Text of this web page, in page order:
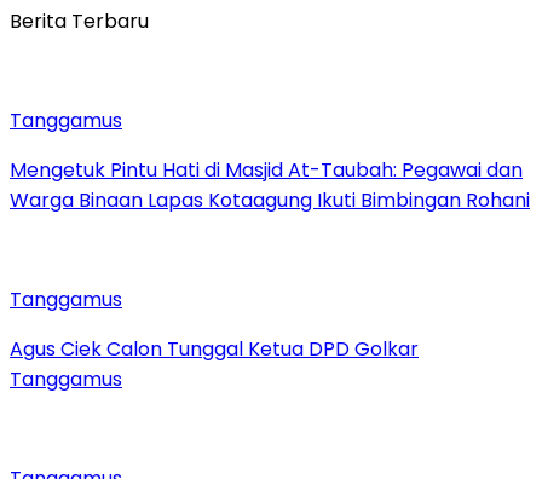
Berita Terbaru
Tanggamus
Mengetuk Pintu Hati di Masjid At-Taubah: Pegawai dan
Warga Binaan Lapas Kotaagung Ikuti Bimbingan Rohani
Tanggamus
Agus Ciek Calon Tunggal Ketua DPD Golkar
Tanggamus